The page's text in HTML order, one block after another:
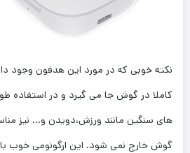
نکته خوبی که در مورد این هدفون وجود
کاملا در گوش جا می گیرد و در استفاده
های سنگین مانند ورزش،دویدن و… نیز
گوش خارج نمی شود. این ارگونومی خوب